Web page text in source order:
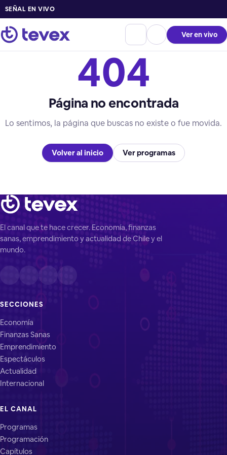
SEÑAL EN VIVO
Ver en vivo
404
Página no encontrada
Lo sentimos, la página que buscas no existe o fue movida.
Volver al inicio Ver programas
El canal que te hace crecer. Economía, finanzas
sanas, emprendimiento y actualidad de Chile y el
mundo.
SECCIONES
Economía
Finanzas Sanas
Emprendimiento
Espectáculos
Actualidad
Internacional
EL CANAL
Programas
Programación
Capítulos